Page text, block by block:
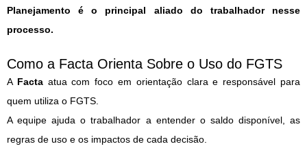
Planejamento é o principal aliado do trabalhador nesse
processo.
Como a Facta Orienta Sobre o Uso do FGTS
A Factaatua com foco em orientação clara e responsável para
quem utiliza o FGTS.
A equipe ajuda o trabalhador a entender o saldo disponível, as
regras de uso e os impactos de cada decisão.